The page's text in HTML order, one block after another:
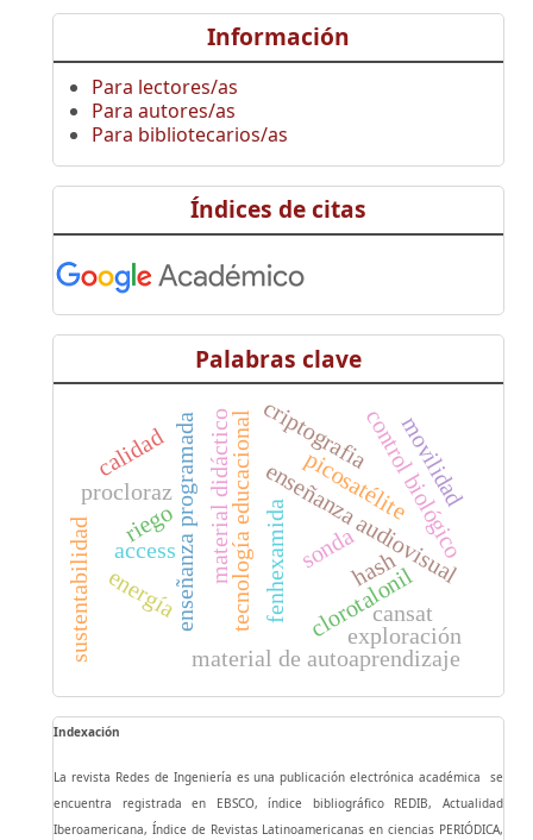
Información
Para lectores/as
Para autores/as
Para bibliotecarios/as
Índices de citas
Palabras clave
enseñanza audiovisual
tecnología educacional
material didáctico
material de autoaprendizaje
enseñanza programada clorotalonil
control biológico
fenhexamida
procloraz
cansat
exploración
picosatélite
sonda
energía
movilidad
sustentabilidad
criptografia
hash
access
calidad
riego
Indexación
La revista Redes de Ingeniería es una publicación electrónica académica se
encuentra registrada en EBSCO, índice bibliográfico REDIB, Actualidad
Iberoamericana, Índice de Revistas Latinoamericanas en ciencias PERIÓDICA,